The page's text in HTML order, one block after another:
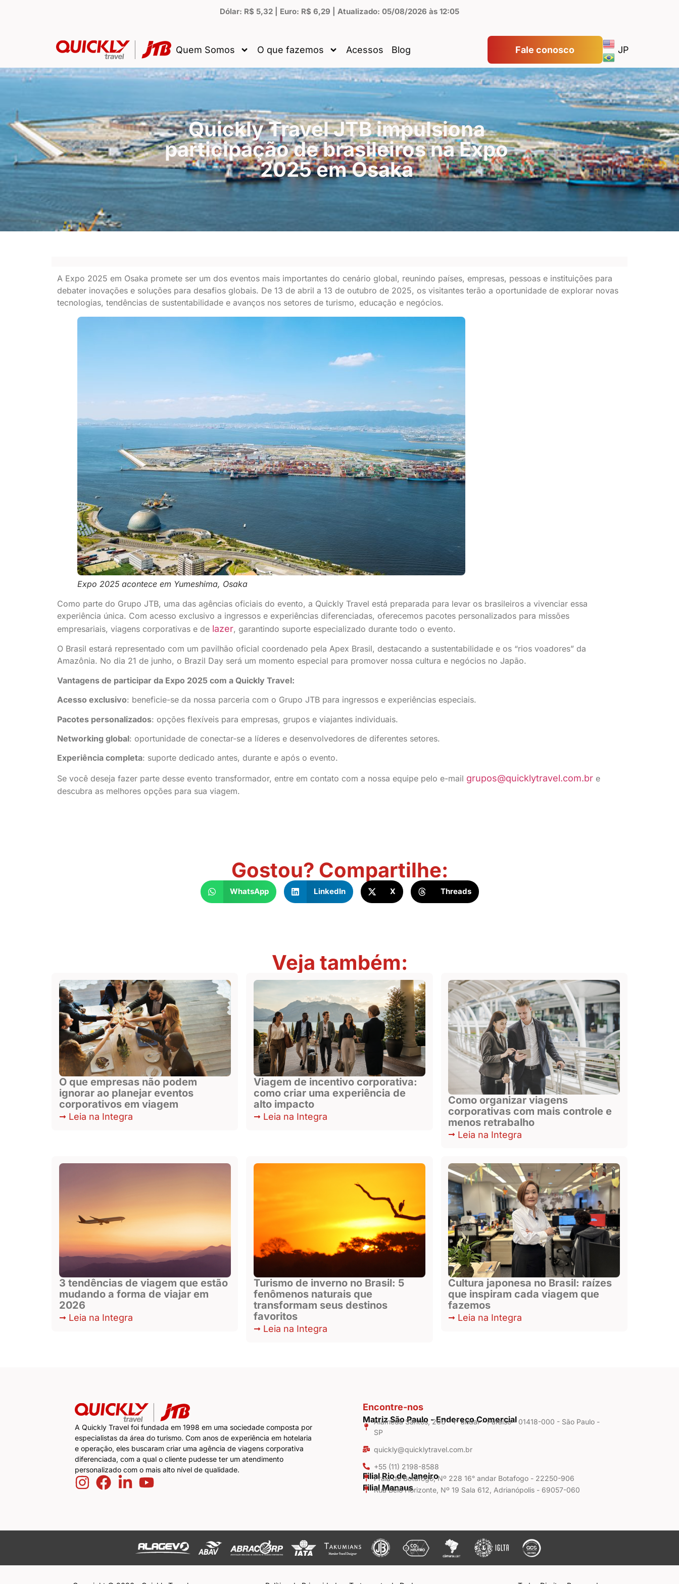
Dólar: R$ 5,32 | Euro: R$ 6,29 | Atualizado: 05/08/2026 às 12:05
Quem Somos O que fazemos Acessos Blog Fale conosco JP
Quickly Travel JTB impulsiona
participação de brasileiros na Expo
2025 em Osaka
A Expo 2025 em Osaka promete ser um dos eventos mais importantes do cenário global, reunindo países, empresas, pessoas e instituições para
debater inovações e soluções para desafios globais. De 13 de abril a 13 de outubro de 2025, os visitantes terão a oportunidade de explorar novas
tecnologias, tendências de sustentabilidade e avanços nos setores de turismo, educação e negócios.
Expo 2025 acontece em Yumeshima, Osaka
Como parte do Grupo JTB, uma das agências oficiais do evento, a Quickly Travel está preparada para levar os brasileiros a vivenciar essa
experiência única. Com acesso exclusivo a ingressos e experiências diferenciadas, oferecemos pacotes personalizados para missões
empresariais, viagens corporativas e de lazer, garantindo suporte especializado durante todo o evento.
O Brasil estará representado com um pavilhão oficial coordenado pela Apex Brasil, destacando a sustentabilidade e os “rios voadores” da
Amazônia. No dia 21 de junho, o Brazil Day será um momento especial para promover nossa cultura e negócios no Japão.
Vantagens de participar da Expo 2025 com a Quickly Travel:
Acesso exclusivo: beneficie-se da nossa parceria com o Grupo JTB para ingressos e experiências especiais.
Pacotes personalizados: opções flexíveis para empresas, grupos e viajantes individuais.
Networking global: oportunidade de conectar-se a líderes e desenvolvedores de diferentes setores.
Experiência completa: suporte dedicado antes, durante e após o evento.
Se você deseja fazer parte desse evento transformador, entre em contato com a nossa equipe pelo e-mail grupos@quicklytravel.com.br e
descubra as melhores opções para sua viagem.
Gostou? Compartilhe:
WhatsApp LinkedIn X Threads
Veja também:
O que empresas não podem
ignorar ao planejar eventos
corporativos em viagem
Leia na Integra
Viagem de incentivo corporativa:
como criar uma experiência de
alto impacto
Leia na Integra
Como organizar viagens
corporativas com mais controle e
menos retrabalho
Leia na Integra
3 tendências de viagem que estão
mudando a forma de viajar em
2026
Leia na Integra
Turismo de inverno no Brasil: 5
fenômenos naturais que
transformam seus destinos
favoritos
Leia na Integra
Cultura japonesa no Brasil: raízes
que inspiram cada viagem que
fazemos
Leia na Integra
A Quickly Travel foi fundada em 1998 em uma sociedade composta por
especialistas da área do turismo. Com anos de experiência em hotelaria
e operação, eles buscaram criar uma agência de viagens corporativa
diferenciada, com a qual o cliente pudesse ter um atendimento
personalizado com o mais alto nível de qualidade.
Encontre-nos
Matriz São Paulo - Endereço Comercial
Alameda Santos, 200 - 1° andar - Paraíso - 01418-000 - São Paulo -
SP
quickly@quicklytravel.com.br
+55 (11) 2198-8588
Filial Rio de Janeiro
Praia de Botafogo, Nº 228 16° andar Botafogo - 22250-906
Filial Manaus
Rua Belo Horizonte, Nº 19 Sala 612, Adrianópolis - 69057-060